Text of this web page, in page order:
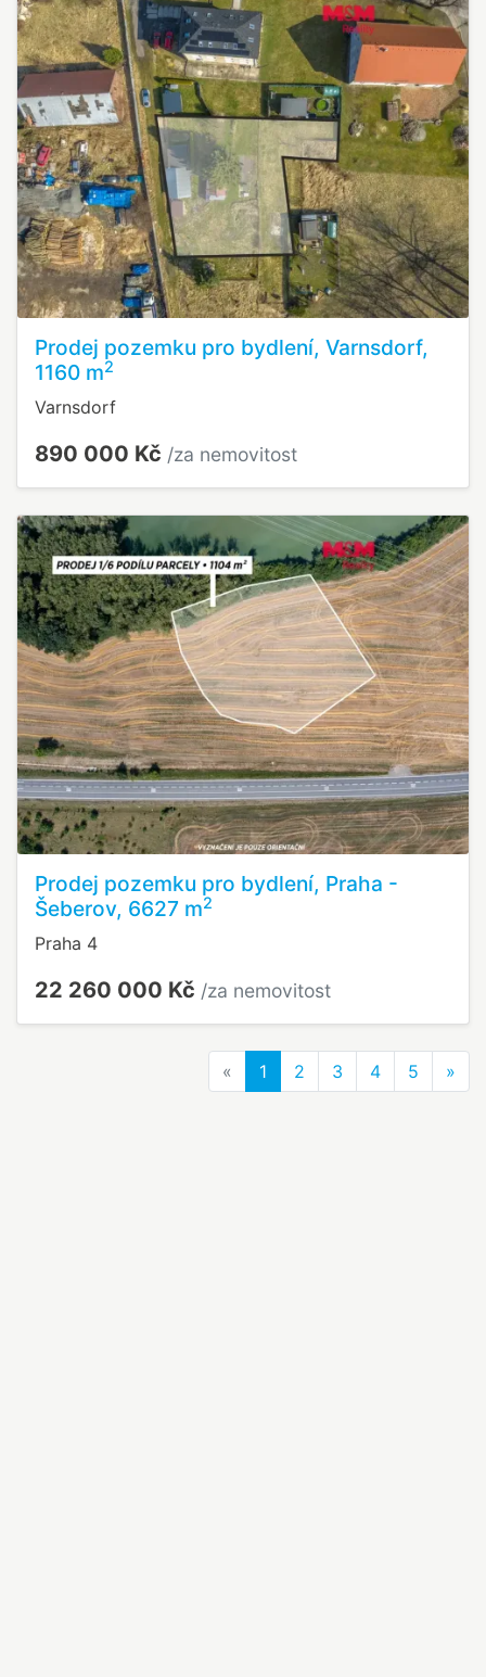
Prodej pozemku pro bydlení, Varnsdorf,
1160 m2
Varnsdorf
890 000 Kč /za nemovitost
Prodej pozemku pro bydlení, Praha -
Šeberov, 6627 m2
Praha 4
22 260 000 Kč /za nemovitost
« Previous
1 2 3 4 5 »